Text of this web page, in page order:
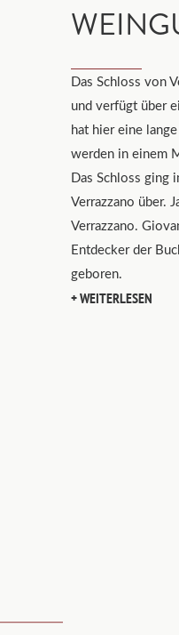
Das Schloss von
und verfügt über
hat hier eine
werden in einem
Das Schloss ging
Verrazzano über.
Verrazzano.
Entdecker der
geboren.
WEITERLESEN